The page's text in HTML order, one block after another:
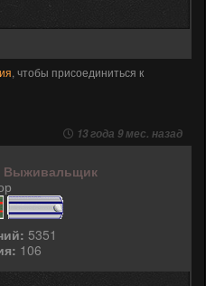
, чтобы присоединиться к
13 года 9 мес. назад
Выживальщик
5351
106